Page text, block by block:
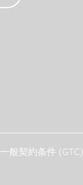
一般契約条件 (GTC)